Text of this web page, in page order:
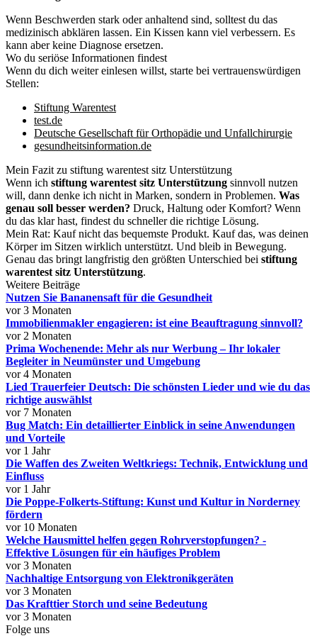
Wenn Beschwerden stark oder anhaltend sind, solltest du das
medizinisch abklären lassen. Ein Kissen kann viel verbessern. Es
kann aber keine Diagnose ersetzen.
Wo du seriöse Informationen findest
Wenn du dich weiter einlesen willst, starte bei vertrauenswürdigen
Stellen:
Stiftung Warentest
test.de
Deutsche Gesellschaft für Orthopädie und Unfallchirurgie
gesundheitsinformation.de
Mein Fazit zu stiftung warentest sitz Unterstützung
Wenn ich stiftung warentest sitz Unterstützung sinnvoll nutzen
will, dann denke ich nicht in Marken, sondern in Problemen. Was
genau soll besser werden? Druck, Haltung oder Komfort? Wenn
du das klar hast, findest du schneller die richtige Lösung.
Mein Rat: Kauf nicht das bequemste Produkt. Kauf das, was deinen
Körper im Sitzen wirklich unterstützt. Und bleib in Bewegung.
Genau das bringt langfristig den größten Unterschied bei stiftung
warentest sitz Unterstützung.
Weitere Beiträge
Nutzen Sie Bananensaft für die Gesundheit
vor 3 Monaten
Immobilienmakler engagieren: ist eine Beauftragung sinnvoll?
vor 2 Monaten
Prima Wochenende: Mehr als nur Werbung – Ihr lokaler
Begleiter in Neumünster und Umgebung
vor 4 Monaten
Lied Trauerfeier Deutsch: Die schönsten Lieder und wie du das
richtige auswählst
vor 7 Monaten
Bug Match: Ein detaillierter Einblick in seine Anwendungen
und Vorteile
vor 1 Jahr
Die Waffen des Zweiten Weltkriegs: Technik, Entwicklung und
Einfluss
vor 1 Jahr
Die Poppe-Folkerts-Stiftung: Kunst und Kultur in Norderney
fördern
vor 10 Monaten
Welche Hausmittel helfen gegen Rohrverstopfungen? -
Effektive Lösungen für ein häufiges Problem
vor 3 Monaten
Nachhaltige Entsorgung von Elektronikgeräten
vor 3 Monaten
Das Krafttier Storch und seine Bedeutung
vor 3 Monaten
Folge uns